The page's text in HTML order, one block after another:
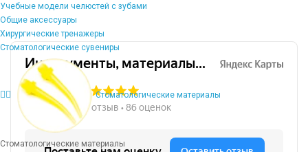
Учебные модели челюстей с зубами
Общие аксессуары
Хирургические тренажеры
Стоматологические сувениры
Стоматологические материалы
Стоматологические материалы